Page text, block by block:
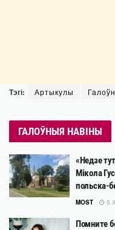
Тэгі: Артыкулы
ГАЛОЎНЫЯ НАВІНЫ
«Недзе
Мікола
польска-
MOST 5
Помните